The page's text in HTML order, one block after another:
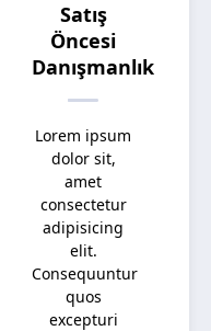
Satış
Öncesi
Danışmanlık
Lorem ipsum
dolor sit,
amet
consectetur
adipisicing
elit.
Consequuntur
quos
excepturi